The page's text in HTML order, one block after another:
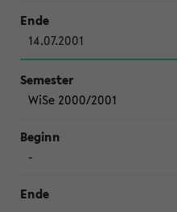
14.07.2001
WiSe 2000/2001
-